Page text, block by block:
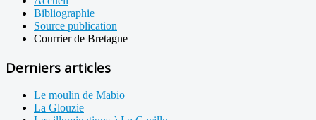
Bibliographie
Source publication
Courrier de Bretagne
Derniers articles
Le moulin de Mabio
La Glouzie